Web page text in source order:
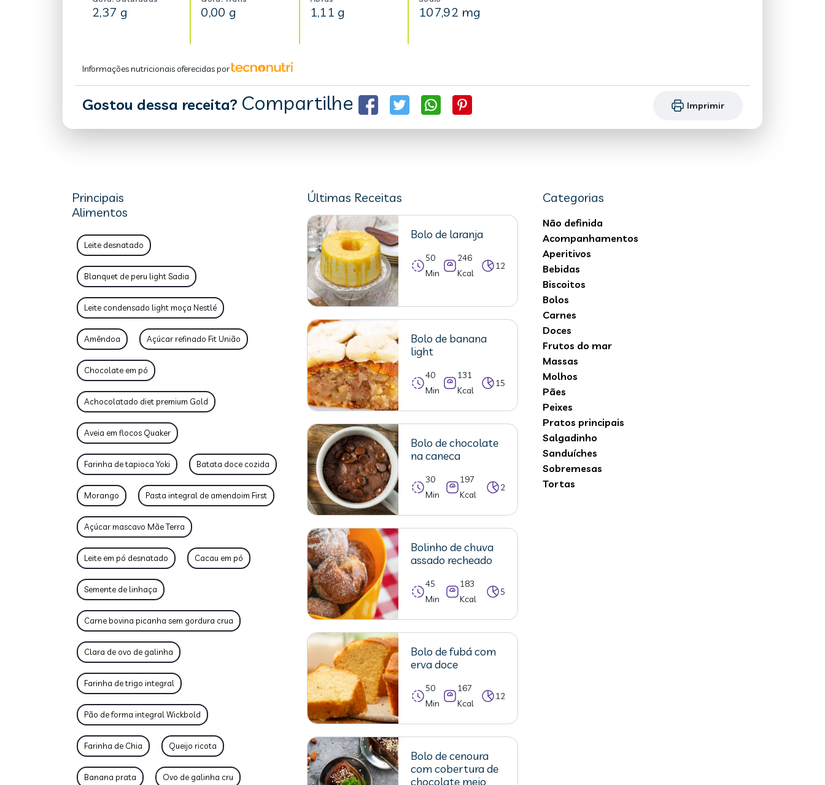
2,37 g 0,00 g 1,11 g 107,92 mg
Informações nutricionais oferecidas por
Gostou dessa receita? Compartilhe Imprimir
Principais
Alimentos
Leite desnatado
Blanquet de peru light Sadia
Leite condensado light moça Nestlé
Amêndoa Açúcar refinado Fit União
Chocolate em pó
Achocolatado diet premium Gold
Aveia em flocos Quaker
Farinha de tapioca Yoki Batata doce cozida
Morango Pasta integral de amendoim First
Açúcar mascavo Mãe Terra
Leite em pó desnatado Cacau em pó
Semente de linhaça
Carne bovina picanha sem gordura crua
Clara de ovo de galinha
Farinha de trigo integral
Pão de forma integral Wickbold
Farinha de Chia Queijo ricota
Banana prata Ovo de galinha cru
Últimas Receitas
Bolo de laranja
50
Min
246
Kcal
12
Bolo de banana
light
40
Min
131
Kcal
15
Bolo de chocolate
na caneca
30
Min
197
Kcal
2
Bolinho de chuva
assado recheado
45
Min
183
Kcal
5
Bolo de fubá com
erva doce
50
Min
167
Kcal
12
Bolo de cenoura
com cobertura de
chocolate meio
Categorias
Não definida
Acompanhamentos
Aperitivos
Bebidas
Biscoitos
Bolos
Carnes
Doces
Frutos do mar
Massas
Molhos
Pães
Peixes
Pratos principais
Salgadinho
Sanduíches
Sobremesas
Tortas